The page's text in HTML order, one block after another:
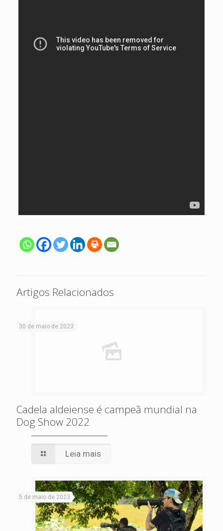
Artigos Relacionados
30 de maio de 2023
Cadela aldeiense é campeã mundial na
Dog Show 2022
Leia mais
5 de maio de 2023